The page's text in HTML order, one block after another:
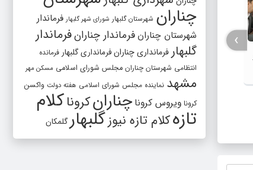
مسیر توسعه، نوسازی تجهیزات و اجرای
پروژه‌های زیرساختی مورد نیاز شهر با
›
چناران شهرستان گلبهار شورای شهر گلبهار فرماندار
شهرستان چناران فرماندار چنارانفرماندار
گلبهار فرمانداری چنارانفرمانداری گلبهار فرمانده
انتظامی شهرستان چناران مجلس شورای اسلامی مسکن مهر
مشهد نماینده مجلس شورای اسلامی هفته دولت واکسن
کرونا ویروس کرونا چنارانکروناکلام
تازهکلام تازه نیوزگلبهارگلمکان